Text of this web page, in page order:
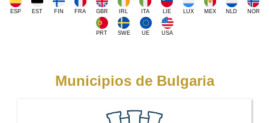
ESP EST FIN FRA GBR IRL ITA LIE LUX MEX NLD NOR
PRT SWE UE USA
Municipios de Bulgaria